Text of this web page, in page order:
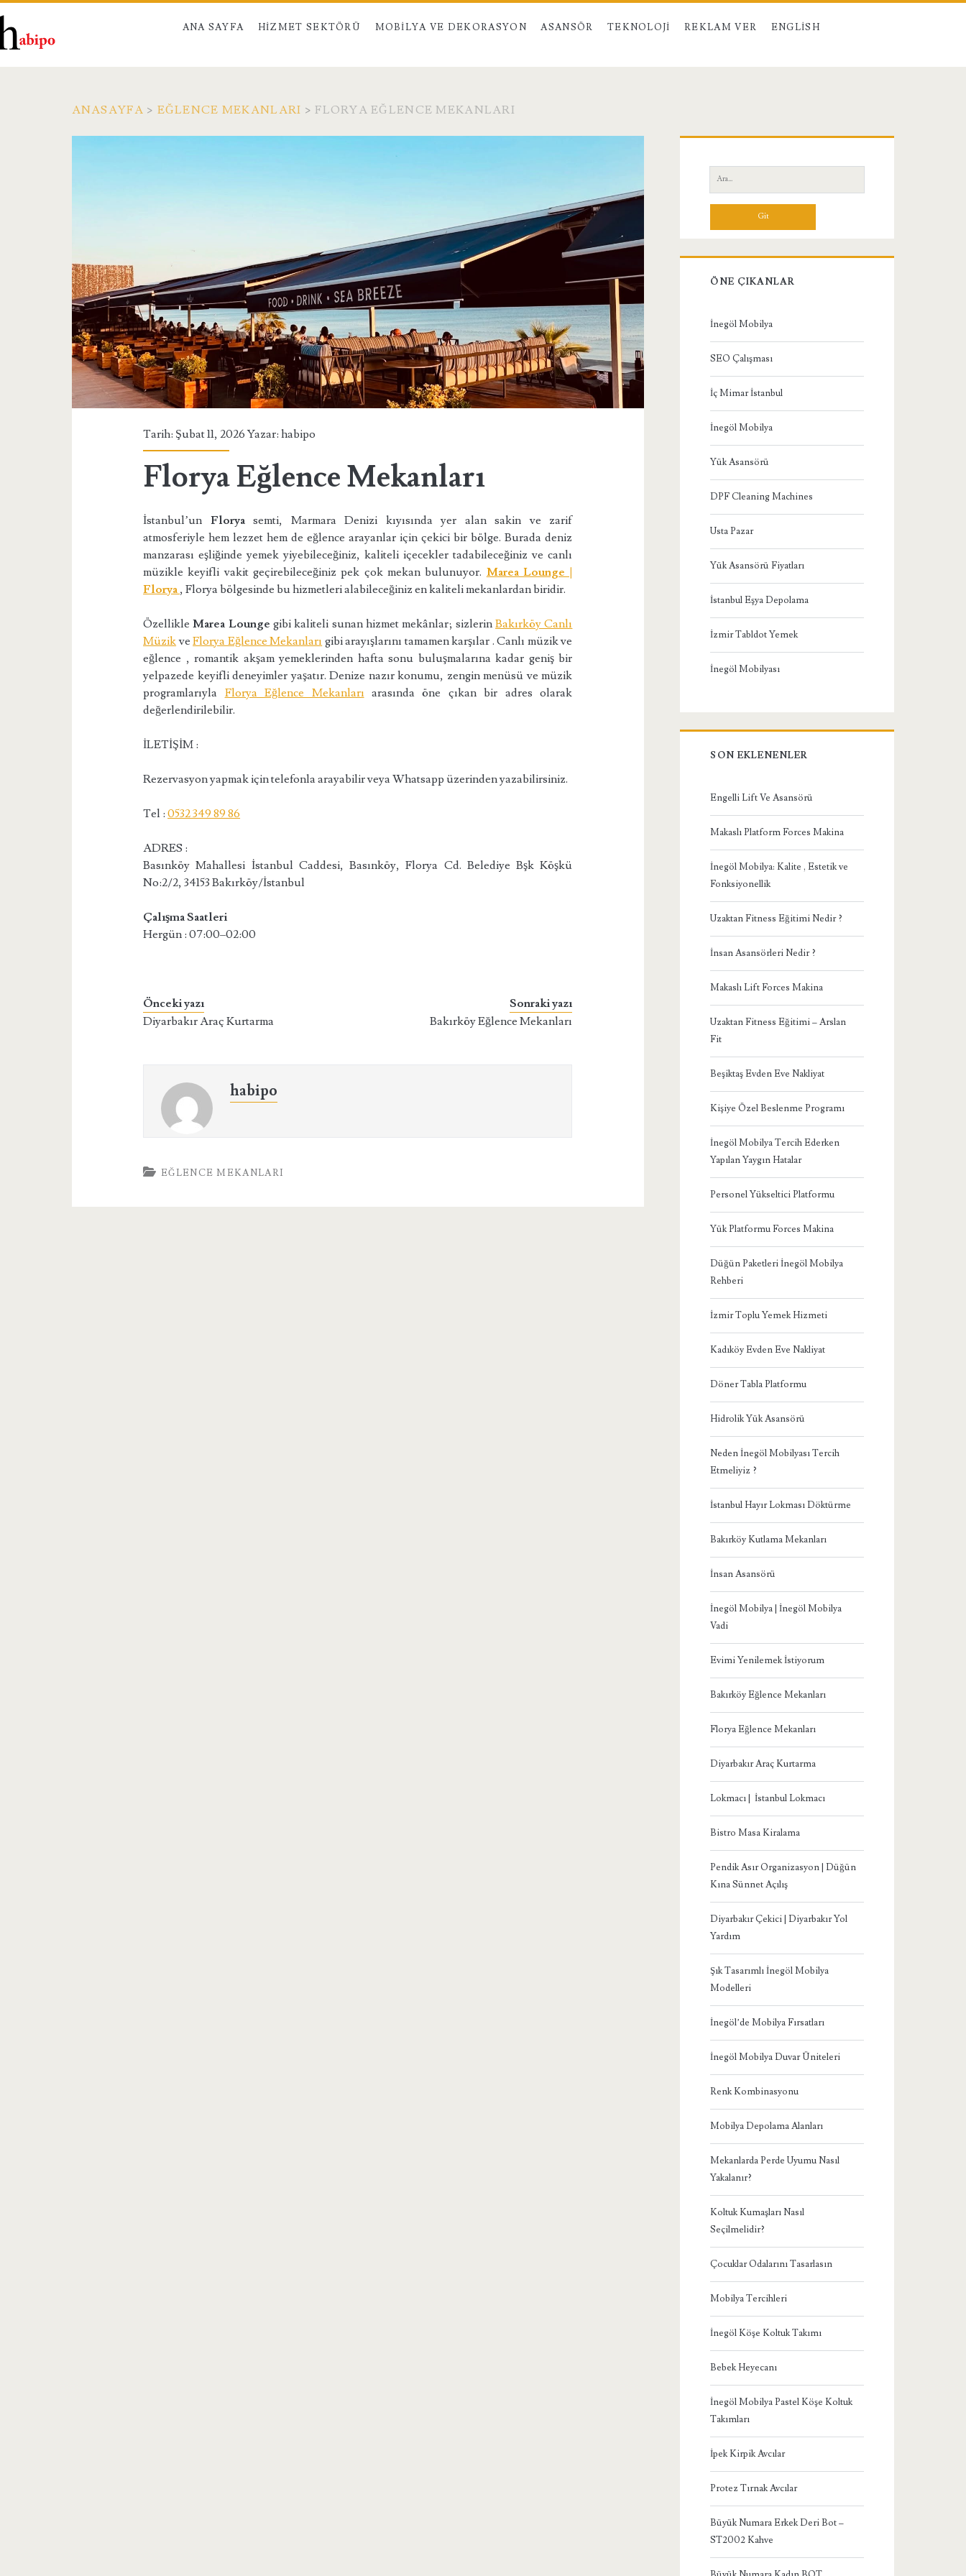
ANA SAYFA HIZMET SEKTÖRÜ MOBILYA VE DEKORASYON ASANSÖR TEKNOLOJI REKLAM VER ENGLISH
ANASAYFA > EĞLENCE MEKANLARI >FLORYA EĞLENCE MEKANLARI
Tarih: Şubat 11, 2026 Yazar:habipo
Florya Eğlence Mekanları
İstanbul’un Floryasemti, Marmara Denizi kıyısında yer alan sakin ve zarif
atmosferiyle hem lezzet hem de eğlence arayanlar için çekici bir bölge. Burada deniz
manzarası eşliğinde yemek yiyebileceğiniz, kaliteli içecekler tadabileceğiniz ve canlı
müzikle keyifli vakit geçirebileceğiniz pek çok mekan bulunuyor. Marea Lounge |
Florya , Florya bölgesinde bu hizmetleri alabileceğiniz en kaliteli mekanlardan biridir.
ÖzellikleMarea Lounge gibi kaliteli sunan hizmet mekânlar; sizlerinBakırköy Canlı
MüzikveFlorya Eğlence Mekanları gibi arayışlarını tamamen karşılar . Canlı müzik ve
eğlence , romantik akşam yemeklerinden hafta sonu buluşmalarına kadar geniş bir
yelpazede keyifli deneyimler yaşatır. Denize nazır konumu, zengin menüsü ve müzik
programlarıyla Florya Eğlence Mekanları arasında öne çıkan bir adres olarak
değerlendirilebilir.
İLETİŞİM :
Rezervasyon yapmak için telefonla arayabilir veya Whatsapp üzerinden yazabilirsiniz.
Tel :0532 349 89 86
ADRES :
Basınköy Mahallesi İstanbul Caddesi, Basınköy, Florya Cd. Belediye Bşk Köşkü
No:2/2, 34153 Bakırköy/İstanbul
Çalışma Saatleri
Hergün : 07:00–02:00
Önceki yazı
Diyarbakır Araç Kurtarma
Sonraki yazı
Bakırköy Eğlence Mekanları
habipo
EĞLENCE MEKANLARI
Yan
Menü
Ara:
ÖNE ÇIKANLAR
İnegöl Mobilya
SEO Çalışması
İç Mimar İstanbul
İnegöl Mobilya
Yük Asansörü
DPF Cleaning Machines
Usta Pazar
Yük Asansörü Fiyatları
İstanbul Eşya Depolama
İzmir Tabldot Yemek
İnegöl Mobilyası
SON EKLENENLER
Engelli Lift Ve Asansörü
Makaslı Platform Forces Makina
İnegöl Mobilya: Kalite , Estetik ve
Fonksiyonellik
Uzaktan Fitness Eğitimi Nedir ?
İnsan Asansörleri Nedir ?
Makaslı Lift Forces Makina
Uzaktan Fitness Eğitimi – Arslan
Fit
Beşiktaş Evden Eve Nakliyat
Kişiye Özel Beslenme Programı
İnegöl Mobilya Tercih Ederken
Yapılan Yaygın Hatalar
Personel Yükseltici Platformu
Yük Platformu Forces Makina
Düğün Paketleri İnegöl Mobilya
Rehberi
İzmir Toplu Yemek Hizmeti
Kadıköy Evden Eve Nakliyat
Döner Tabla Platformu
Hidrolik Yük Asansörü
Neden İnegöl Mobilyası Tercih
Etmeliyiz ?
İstanbul Hayır Lokması Döktürme
Bakırköy Kutlama Mekanları
İnsan Asansörü
İnegöl Mobilya | İnegöl Mobilya
Vadi
Evimi Yenilemek İstiyorum
Bakırköy Eğlence Mekanları
Florya Eğlence Mekanları
Diyarbakır Araç Kurtarma
Lokmacı | İstanbul Lokmacı
Bistro Masa Kiralama
Pendik Asır Organizasyon | Düğün
Kına Sünnet Açılış
Diyarbakır Çekici | Diyarbakır Yol
Yardım
Şık Tasarımlı İnegöl Mobilya
Modelleri
İnegöl’de Mobilya Fırsatları
İnegöl Mobilya Duvar Üniteleri
Renk Kombinasyonu
Mobilya Depolama Alanları
Mekanlarda Perde Uyumu Nasıl
Yakalanır?
Koltuk Kumaşları Nasıl
Seçilmelidir?
Çocuklar Odalarını Tasarlasın
Mobilya Tercihleri
İnegöl Köşe Koltuk Takımı
Bebek Heyecanı
İnegöl Mobilya Pastel Köşe Koltuk
Takımları
İpek Kirpik Avcılar
Protez Tırnak Avcılar
Büyük Numara Erkek Deri Bot –
ST2002 Kahve